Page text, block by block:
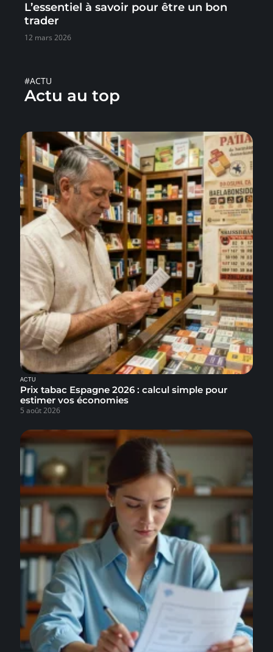
L’essentiel à savoir pour être un bon
trader
12 mars 2026
#ACTU
Actu au top
ACTU
Prix tabac Espagne 2026 : calcul simple pour
estimer vos économies
5 août 2026